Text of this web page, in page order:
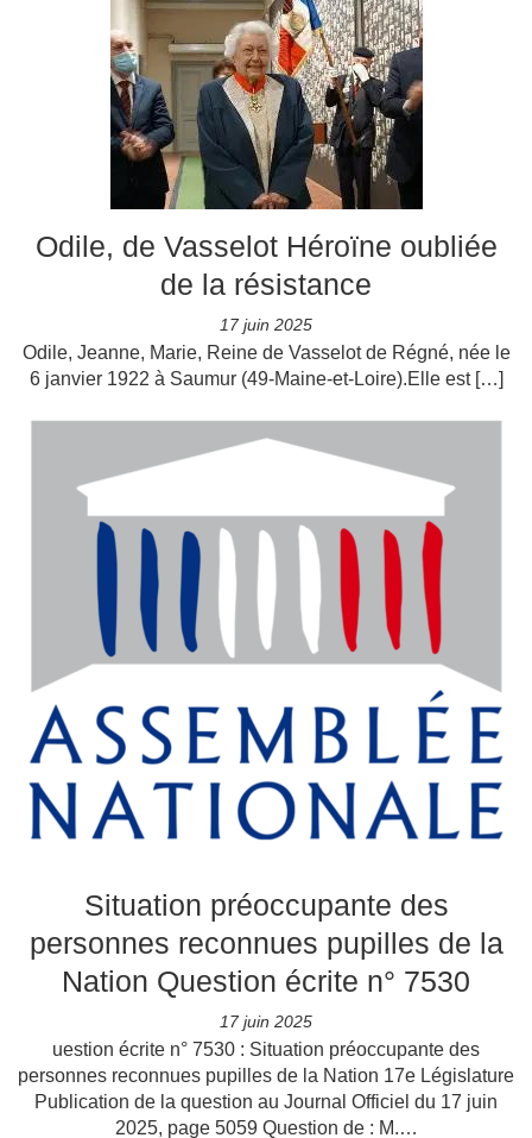
Odile, de Vasselot Héroïne oubliée
de la résistance
17 juin 2025
Odile, Jeanne, Marie, Reine de Vasselot de Régné, née le
6 janvier 1922 à Saumur (49-Maine-et-Loire).Elle est […]
Situation préoccupante des
personnes reconnues pupilles de la
Nation Question écrite n° 7530
17 juin 2025
uestion écrite n° 7530 : Situation préoccupante des
personnes reconnues pupilles de la Nation 17e Législature
Publication de la question au Journal Officiel du 17 juin
2025, page 5059 Question de : M.…